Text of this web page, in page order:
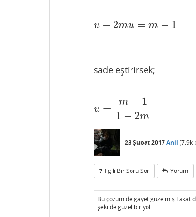
u − 2mu = m − 1
u−2mu=m−1
sadeleştirirsek;
u =
m − 1
1 − 2m
u =m−11−2m
23 Şubat 2017Anil (7.9k
Ilgili Bir Soru Sor Yorum
Bu çözüm de gayet güzelmiş.Fakat
şekilde güzel bir yol.